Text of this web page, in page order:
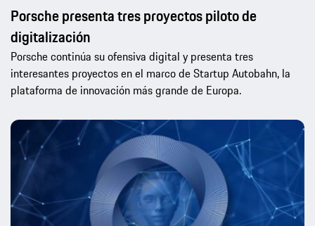
Porsche presenta tres proyectos piloto de
digitalización
Porsche continúa su ofensiva digital y presenta tres
interesantes proyectos en el marco de Startup Autobahn, la
plataforma de innovación más grande de Europa.